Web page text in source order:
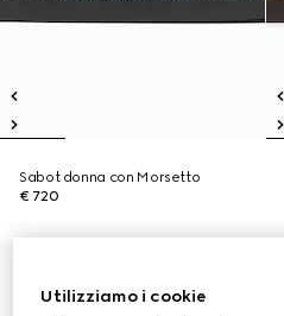
Sabot donna con Morsetto
€ 720
Utilizziamo i cookie